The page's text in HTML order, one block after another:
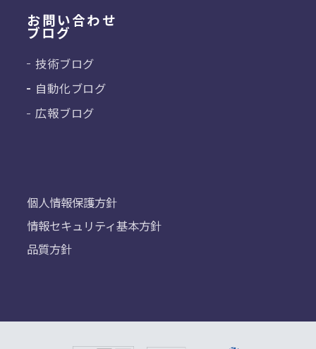
個人情報保護方針
情報セキュリティ基本方針
品質方針
お問い合わせ
ブログ
技術ブログ
自動化ブログ
広報ブログ